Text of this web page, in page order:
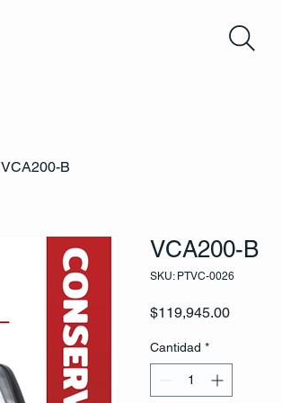
VCA200-B
VCA200-B
SKU: PTVC-0026
$119,945.00Precio
Cantidad *